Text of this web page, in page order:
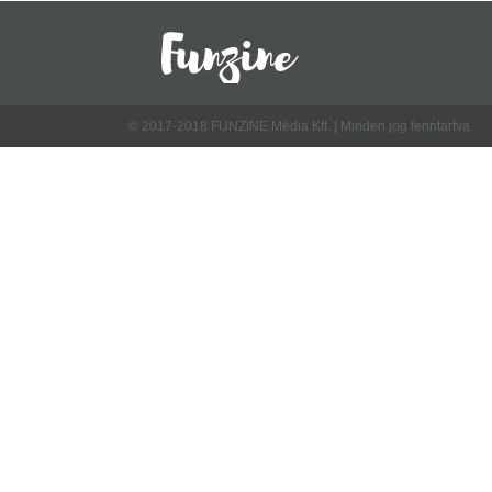
© 2017-2018 FUNZINE Média Kft. | Minden jog fenntartva